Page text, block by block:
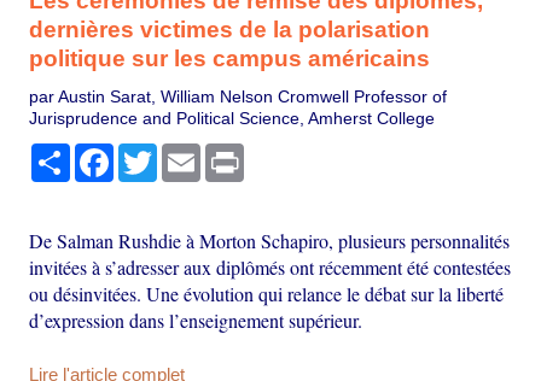
dernières victimes de la polarisation
politique sur les campus américains
par Austin Sarat, William Nelson Cromwell Professor of
Jurisprudence and Political Science, Amherst College
PartagerFacebook
TwitterEmail
De Salman Rushdie à Morton Schapiro, plusieurs personnalités
invitées à s’adresser aux diplômés ont récemment été contestées
ou désinvitées. Une évolution qui relance le débat sur la liberté
d’expression dans l’enseignement supérieur.
Lire l'article complet